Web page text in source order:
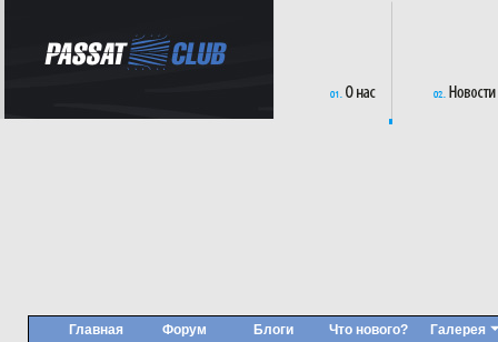
Главная Форум Блоги Что нового? Галерея